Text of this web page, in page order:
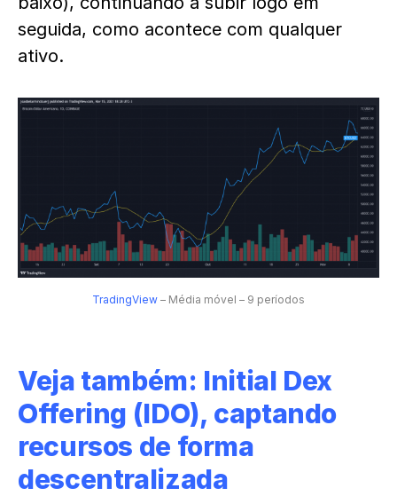
seguida, como acontece com qualquer
ativo.
TradingView – Média móvel – 9 períodos
Veja também: Initial Dex
Offering (IDO), captando
recursos de forma
descentralizada